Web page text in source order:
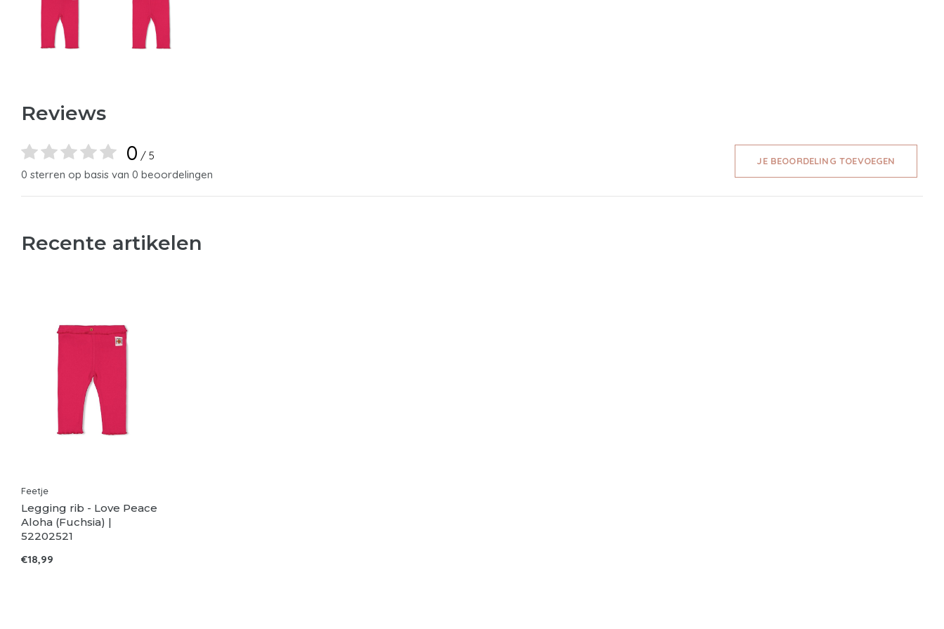
Reviews
0 / 5
0 sterren op basis van 0 beoordelingen
JE BEOORDELING TOEVOEGEN
Recente artikelen
Feetje
Legging rib - Love Peace
Aloha (Fuchsia) |
52202521
€18,99